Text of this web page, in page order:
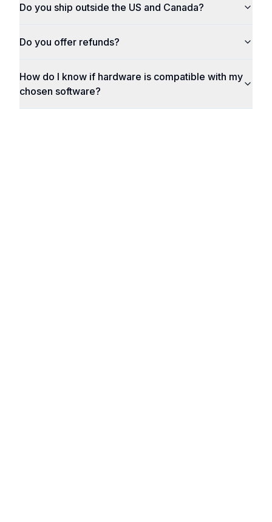
Do you ship outside the US and Canada?
Do you offer refunds?
How do I know if hardware is compatible with my
chosen software?